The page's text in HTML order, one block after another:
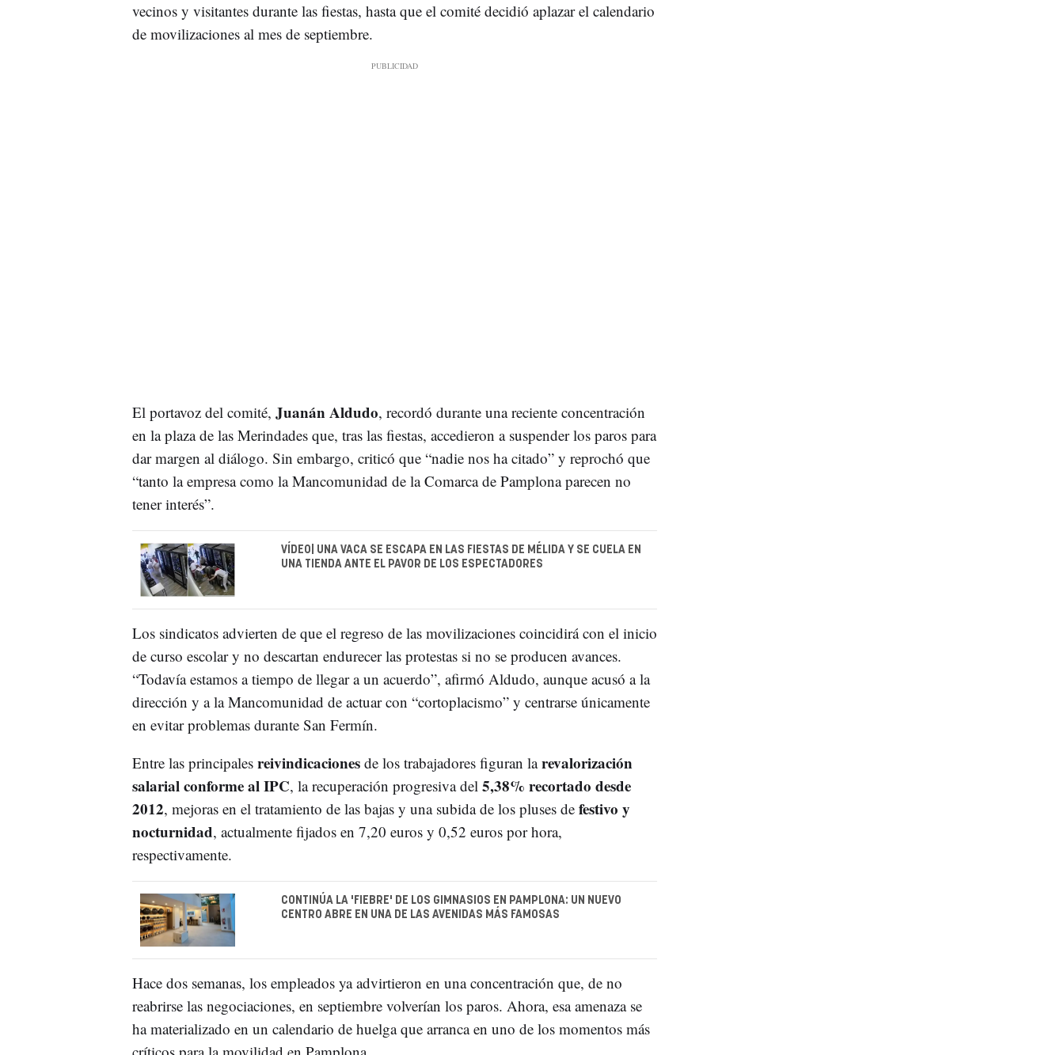
vecinos y visitantes durante las fiestas, hasta que el comité decidió aplazar el calendario
de movilizaciones al mes de septiembre.
El portavoz del comité, Juanán Aldudo, recordó durante una reciente concentración
en la plaza de las Merindades que, tras las fiestas, accedieron a suspender los paros para
dar margen al diálogo. Sin embargo, criticó que “nadie nos ha citado” y reprochó que
“tanto la empresa como la Mancomunidad de la Comarca de Pamplona parecen no
tener interés”.
VÍDEO| UNA VACA SE ESCAPA EN LAS FIESTAS DE MÉLIDA Y SE CUELA EN
UNA TIENDA ANTE EL PAVOR DE LOS ESPECTADORES
Los sindicatos advierten de que el regreso de las movilizaciones coincidirá con el inicio
de curso escolar y no descartan endurecer las protestas si no se producen avances.
“Todavía estamos a tiempo de llegar a un acuerdo”, afirmó Aldudo, aunque acusó a la
dirección y a la Mancomunidad de actuar con “cortoplacismo” y centrarse únicamente
en evitar problemas durante San Fermín.
Entre las principales reivindicacionesde los trabajadores figuran larevalorización
salarial conforme al IPC, la recuperación progresiva del 5,38% recortado desde
2012, mejoras en el tratamiento de las bajas y una subida de los pluses de festivo y
nocturnidad, actualmente fijados en 7,20 euros y 0,52 euros por hora,
respectivamente.
CONTINÚA LA 'FIEBRE' DE LOS GIMNASIOS EN PAMPLONA: UN NUEVO
CENTRO ABRE EN UNA DE LAS AVENIDAS MÁS FAMOSAS
Hace dos semanas, los empleados ya advirtieron en una concentración que, de no
reabrirse las negociaciones, en septiembre volverían los paros. Ahora, esa amenaza se
ha materializado en un calendario de huelga que arranca en uno de los momentos más